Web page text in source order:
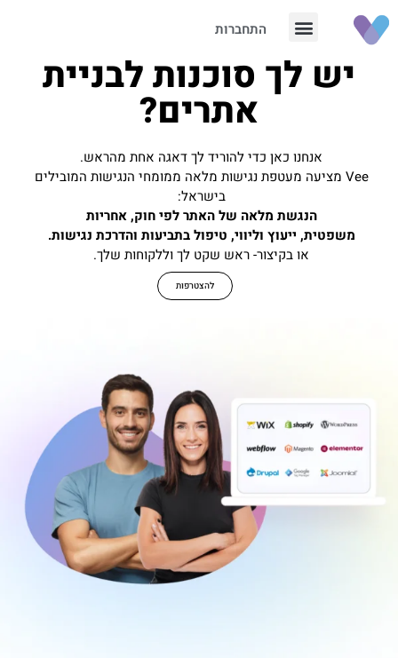
התחברות
יש לך סוכנות לבניית
אתרים?
אנחנו כאן כדי להוריד לך דאגה אחת מהראש.
Vee מציעה מעטפת נגישות מלאה ממומחי הנגישות המובילים
בישראל:
הנגשת מלאה של האתר לפי חוק, אחריות
משפטית, ייעוץ וליווי, טיפול בתביעות והדרכת נגישות.
או בקיצור- ראש שקט לך וללקוחות שלך.
להצטרפות